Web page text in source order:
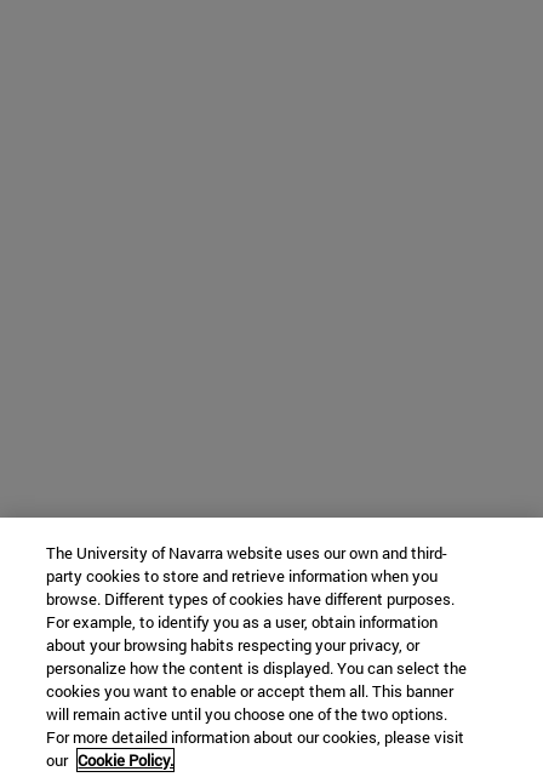
The University of Navarra website uses our own and third-
party cookies to store and retrieve information when you
browse. Different types of cookies have different purposes.
For example, to identify you as a user, obtain information
about your browsing habits respecting your privacy, or
personalize how the content is displayed. You can select the
cookies you want to enable or accept them all. This banner
will remain active until you choose one of the two options.
For more detailed information about our cookies, please visit
our Cookie Policy.